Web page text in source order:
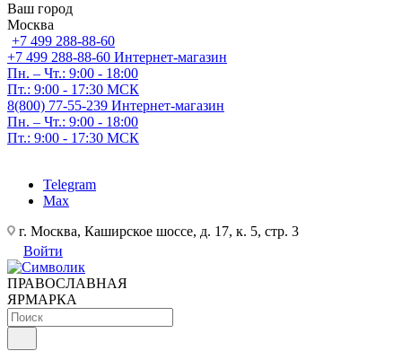
Ваш город
Москва
+7 499 288-88-60
+7 499 288-88-60 Интернет-магазин
Пн. – Чт.: 9:00 - 18:00
Пт.: 9:00 - 17:30 МСК
8(800) 77-55-239 Интернет-магазин
Пн. – Чт.: 9:00 - 18:00
Пт.: 9:00 - 17:30 МСК
Telegram
Max
г. Москва, Каширское шоссе, д. 17, к. 5, стр. 3
Войти
ПРАВОСЛАВНАЯ
ЯРМАРКА